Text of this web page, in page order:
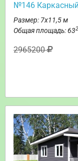
№146
Размер: 7х11,5 м
Общая площадь: 632
2965200